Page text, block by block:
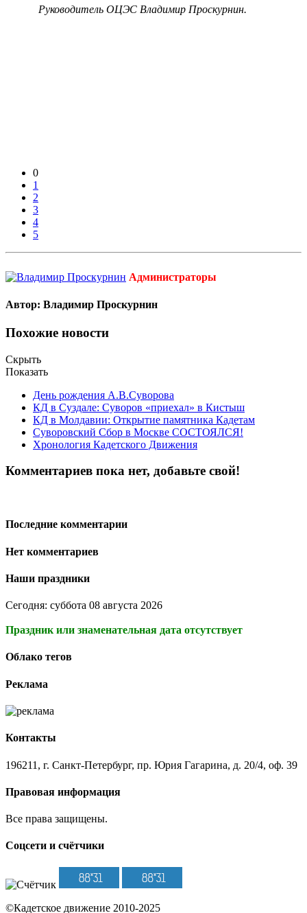
Руководитель ОЦЭС Владимир Проскурнин.
0
1
2
3
4
5
Администраторы
Автор: Владимир Проскурнин
Похожие новости
Скрыть
Показать
День рождения А.В.Суворова
КД в Суздале: Суворов «приехал» в Кистыш
КД в Молдавии: Открытие памятника Кадетам
Суворовский Сбор в Москве СОСТОЯЛСЯ!
Хронология Кадетского Движения
Комментариев пока нет, добавьте свой!
Последние комментарии
Нет комментариев
Наши праздники
Сегодня: суббота 08 августа 2026
Праздник или знаменательная дата отсутствует
Облако тегов
Реклама
Контакты
196211, г. Санкт-Петербург, пр. Юрия Гагарина, д. 20/4, оф. 39
Правовая информация
Все права защищены.
Соцсети и счётчики
©Кадетское движение 2010-2025